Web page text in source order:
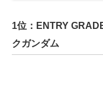
1位：ENTRY
クガンダム